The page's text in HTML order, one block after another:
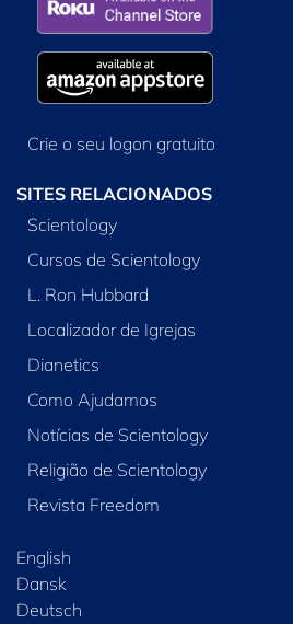
Crie o seu logon gratuito
SITES RELACIONADOS
Scientology
Cursos de Scientology
L. Ron Hubbard
Localizador de Igrejas
Dianetics
Como Ajudamos
Notícias de Scientology
Religião de Scientology
Revista Freedom
English
Dansk
Deutsch